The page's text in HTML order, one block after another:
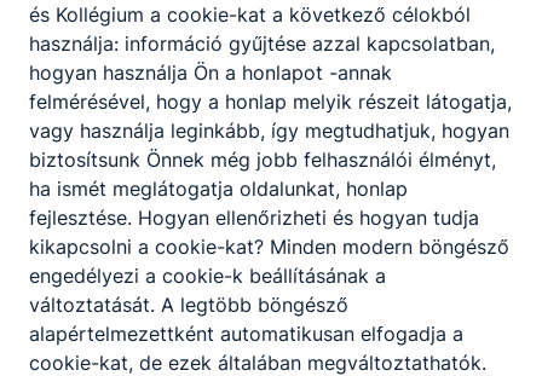
Pénziránytű
CISCO
és Kollégium a cookie-kat a következő célokból
használja: információ gyűjtése azzal kapcsolatban,
hogyan használja Ön a honlapot -annak
felmérésével, hogy a honlap melyik részeit látogatja,
vagy használja leginkább, így megtudhatjuk, hogyan
biztosítsunk Önnek még jobb felhasználói élményt,
ha ismét meglátogatja oldalunkat, honlap
fejlesztése. Hogyan ellenőrizheti és hogyan tudja
kikapcsolni a cookie-kat? Minden modern böngésző
engedélyezi a cookie-k beállításának a
változtatását. A legtöbb böngésző
alapértelmezettként automatikusan elfogadja a
cookie-kat, de ezek általában megváltoztathatók.